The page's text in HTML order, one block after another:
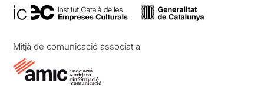
Mitjà de comunicació associat a